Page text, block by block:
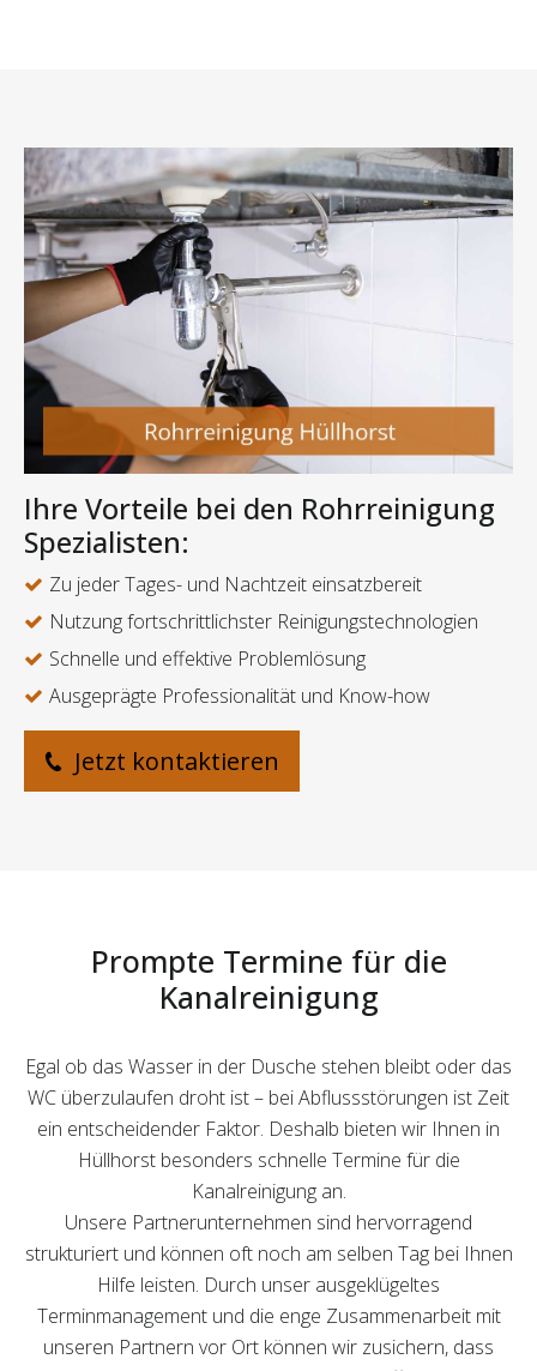
Ihre Vorteile bei den Rohrreinigung
Spezialisten:
Zu jeder Tages- und Nachtzeit einsatzbereit
Nutzung fortschrittlichster Reinigungstechnologien
Schnelle und effektive Problemlösung
Ausgeprägte Professionalität und Know-how
Jetzt kontaktieren
Prompte Termine für die
Kanalreinigung
Egal ob das Wasser in der Dusche stehen bleibt oder das
WC überzulaufen droht ist – bei Abflussstörungen ist Zeit
ein entscheidender Faktor. Deshalb bieten wir Ihnen in
Hüllhorst besonders schnelle Termine für die
Kanalreinigung an.
Unsere Partnerunternehmen sind hervorragend
strukturiert und können oft noch am selben Tag bei Ihnen
Hilfe leisten. Durch unser ausgeklügeltes
Terminmanagement und die enge Zusammenarbeit mit
unseren Partnern vor Ort können wir zusichern, dass